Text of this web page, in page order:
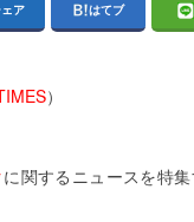
ア はてブ
）
に関するニュースを特